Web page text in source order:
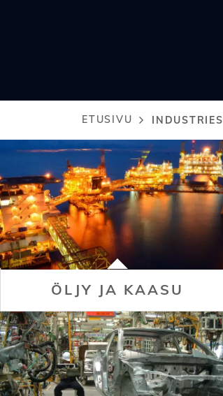
Murupolku
ETUSIVU INDUSTRIES
ÖLJY JA KAASU